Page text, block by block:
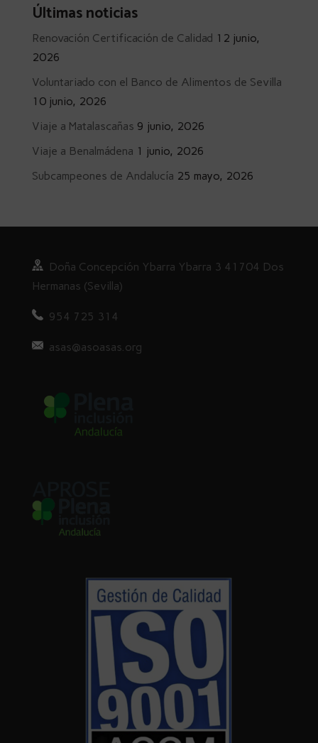
Últimas noticias
Renovación Certificación de Calidad 12 junio,
2026
Voluntariado con el Banco de Alimentos de Sevilla
10 junio, 2026
Viaje a Matalascañas 9 junio, 2026
Viaje a Benalmádena 1 junio, 2026
Subcampeones de Andalucía 25 mayo, 2026
Doña Concepción Ybarra Ybarra 3 41704 Dos
Hermanas (Sevilla)
954 725 314
asas@asoasas.org